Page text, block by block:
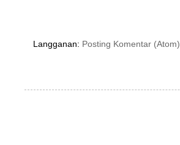
Langganan: Posting Komentar (Atom)